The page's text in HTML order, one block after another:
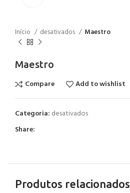
Início desativados Maestro
Maestro
Compare
Add to wishlist
Categoria: desativados
Share:
Produtos relacionados